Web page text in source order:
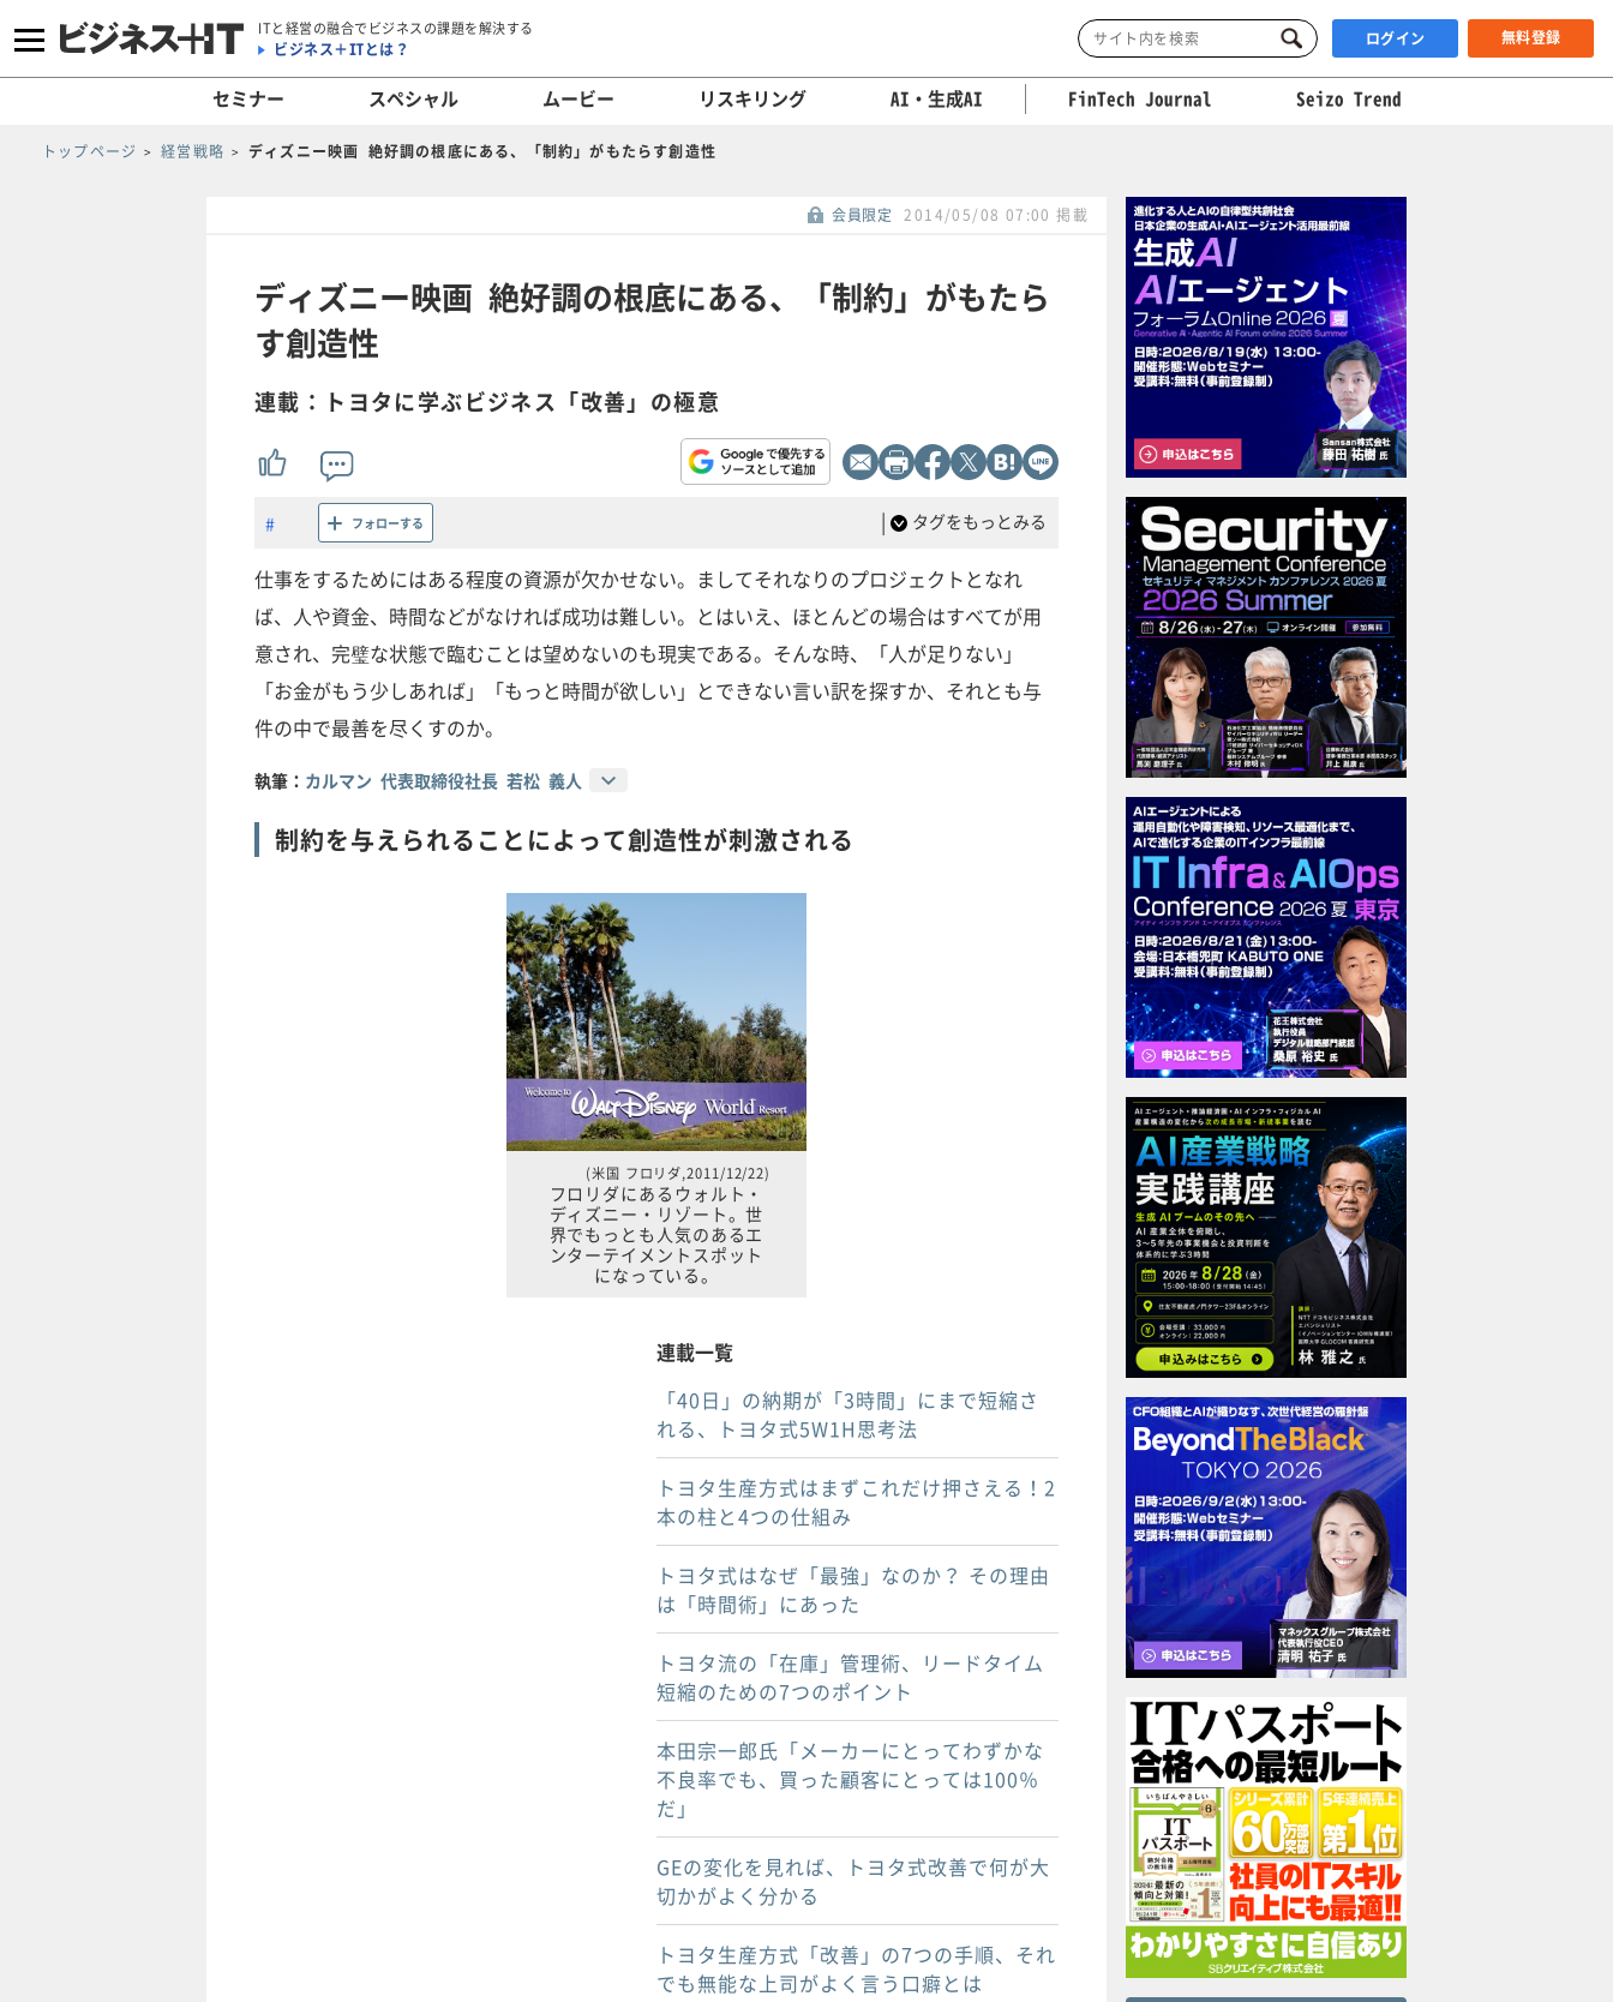
ITと経営の融合でビジネスの課題を解決する
ビジネス＋ITとは？ ログイン 無料登録
セミナー スペシャル ムービー リスキリング AI・生成AI FinTech Journal Seizo Trend
トップページ 経営戦略 ディズニー映画 絶好調の根底にある、「制約」がもたらす創造性
会員限定 2014/05/08 07:00 掲載
ディズニー映画 絶好調の根底にある、「制約」がもたら
す創造性
連載：トヨタに学ぶビジネス「改善」の極意
フォローする | タグをもっとみる
仕事をするためにはある程度の資源が欠かせない。ましてそれなりのプロジェクトとなれ
ば、人や資金、時間などがなければ成功は難しい。とはいえ、ほとんどの場合はすべてが用
意され、完璧な状態で臨むことは望めないのも現実である。そんな時、「人が足りない」
「お金がもう少しあれば」「もっと時間が欲しい」とできない言い訳を探すか、それとも与
件の中で最善を尽くすのか。
執筆： カルマン 代表取締役社長 若松 義人
制約を与えられることによって創造性が刺激される
(米国 フロリダ,2011/12/22)
フロリダにあるウォルト・
ディズニー・リゾート。世
界でもっとも人気のあるエ
ンターテイメントスポット
になっている。
連載一覧
「40日」の納期が「3時間」にまで短縮さ
れる、トヨタ式5W1H思考法
トヨタ生産方式はまずこれだけ押さえる！2
本の柱と4つの仕組み
トヨタ式はなぜ「最強」なのか？ その理由
は「時間術」にあった
トヨタ流の「在庫」管理術、リードタイム
短縮のための7つのポイント
本田宗一郎氏「メーカーにとってわずかな
不良率でも、買った顧客にとっては100％
だ」
GEの変化を見れば、トヨタ式改善で何が大
切かがよく分かる
トヨタ生産方式「改善」の7つの手順、それ
でも無能な上司がよく言う口癖とは